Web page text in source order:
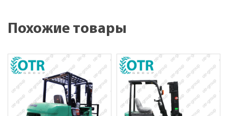
Похожие товары